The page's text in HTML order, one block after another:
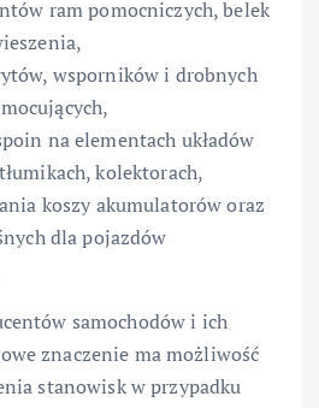
ram pomocniczych, belek
wsporników i drobnych
na elementach układów
kolektorach,
koszy akumulatorów oraz
dla pojazdów
samochodów i ich
znaczenie ma możliwość
stanowisk w przypadku